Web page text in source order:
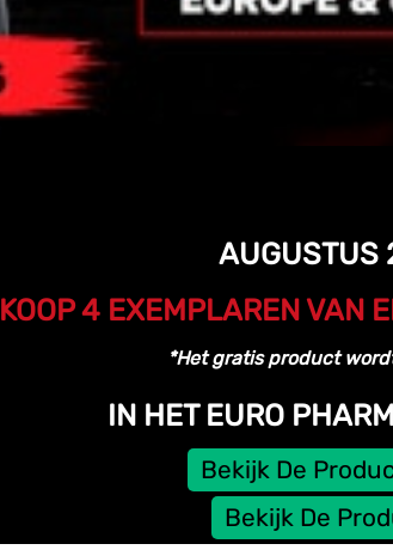
AUGUSTUS
KOOP 4 EXEMPLAREN VAN
*Het gratis product
IN HET EURO
Bekijk De
Bekijk De